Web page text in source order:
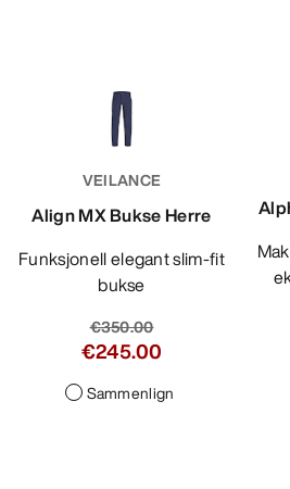
VEILANCE
Align MX Bukse Herre
Funksjonell elegant slim-fit
bukse
€350.00
€245.00
Sammenlign
Maksimal beskyttelse under